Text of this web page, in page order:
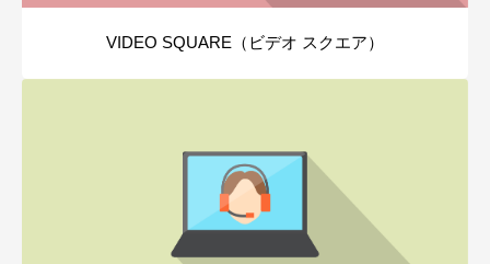
VIDEO SQUARE（ビデオ スクエア）